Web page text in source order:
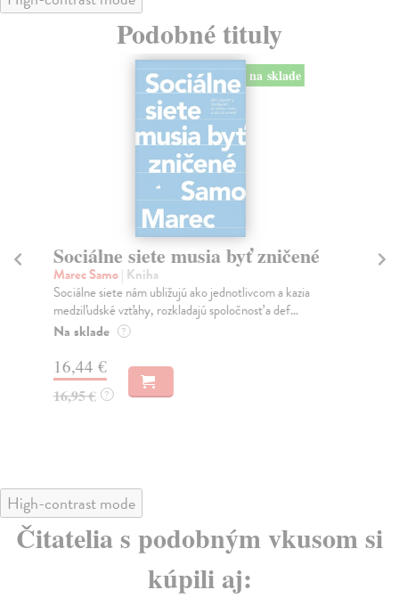
Podobné tituly
na sklade
Sociálne siete musia byť zničené
Marec Samo| Kniha
Sociálne siete nám ubližujú ako jednotlivcom a kazia
medziľudské vzťahy, rozkladajú spoločnosť a def...
Na sklade ?
16,44 €
16,95 € ?
High-contrast mode
Čitatelia s podobným vkusom si
kúpili aj: